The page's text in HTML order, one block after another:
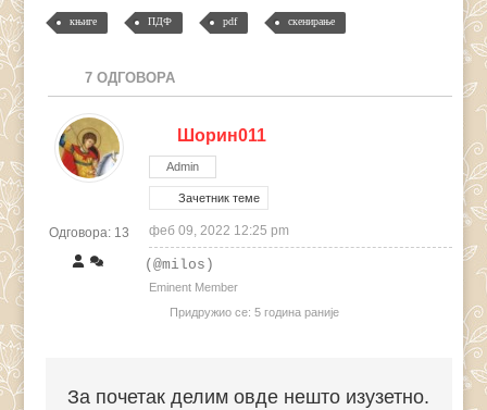
књиге ПДФ pdf скенирање
7ОДГОВОРА
Одговора: 13
Шорин011
Admin
Зачетник теме
феб 09, 2022 12:25 pm
(@milos)
Eminent Member
Придружио се: 5 година раније
За почетак делим овде нешто изузетно.